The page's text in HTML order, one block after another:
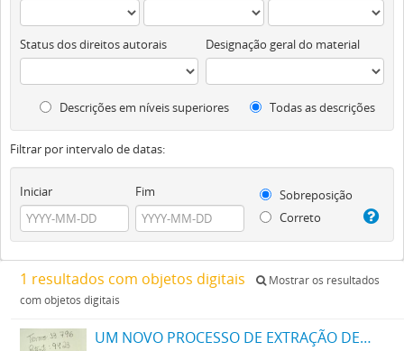
Status dos direitos autorais Designação geral do material
Descrições em níveis superiores Todas as descrições
Filtrar por intervalo de datas:
Iniciar Fim
Sobreposição
Correto
1 resultados com objetos digitais
Mostrar os resultados
com objetos digitais
UM NOVO PROCESSO DE EXTRAÇÃO DE MATERIA CORANTE DOS VEGETAES